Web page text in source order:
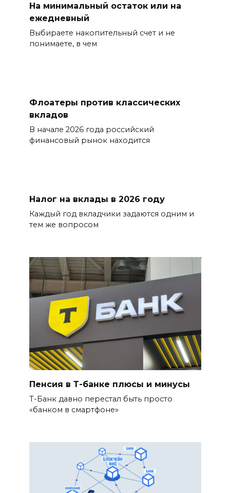
На минимальный остаток или на
ежедневный
Выбираете накопительный счет и не
понимаете, в чем
Флоатеры против классических
вкладов
В начале 2026 года российский
финансовый рынок находится
Налог на вклады в 2026 году
Каждый год вкладчики задаются одним и
тем же вопросом
Пенсия в Т-банке плюсы и минусы
Т-Банк давно перестал быть просто
«банком в смартфоне»